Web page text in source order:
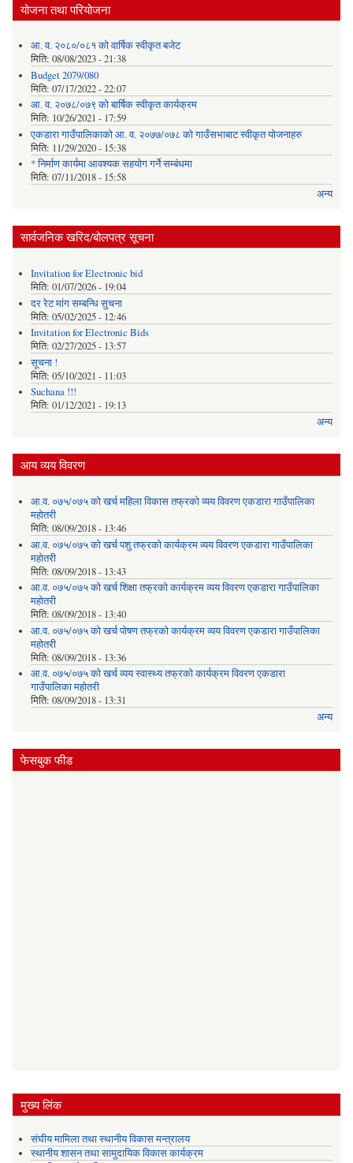
योजना तथा परियोजना
आ. व. २०८०/०८१ को वार्षिक स्वीकृत बजेट
मिति: 08/08/2023 - 21:38
Budget 2079/080
मिति: 07/17/2022 - 22:07
आ. व. २०७८/०७९ को बार्षिक स्वीकृत कार्यक्रम
मिति: 10/26/2021 - 17:59
एकडारा गाउँपालिकाको आ. व. २०७७/०७८ को गाउँसभाबाट स्वीकृत योजनाहरु
मिति: 11/29/2020 - 15:38
* निर्माण कार्यमा आवश्यक सहयोग गर्ने सम्बंधमा
मिति: 07/11/2018 - 15:58
अन्य
सार्वजनिक खरिद/बोलपत्र सूचना
Invitation for Electronic bid
मिति: 01/07/2026 - 19:04
दर रेट मांग सम्बन्धि सुचना
मिति: 05/02/2025 - 12:46
Invitation for Electronic Bids
मिति: 02/27/2025 - 13:57
सूचना !
मिति: 05/10/2021 - 11:03
Suchana !!!
मिति: 01/12/2021 - 19:13
अन्य
आय व्यय विवरण
आ.व. ०७५/०७५ को खर्च महिला विकास तफ्रको व्यय विवरण एकडारा गाउँपालिका
महोतरी
मिति: 08/09/2018 - 13:46
आ.व. ०७५/०७५ को खर्च पशु तफ्रको कार्यक्रम व्यय विवरण एकडारा गाउँपालिका
महोतरी
मिति: 08/09/2018 - 13:43
आ.व. ०७५/०७५ को खर्च शिक्षा तफ्रको कार्यक्रम व्यय विवरण एकडारा गाउँपालिका
महोतरी
मिति: 08/09/2018 - 13:40
आ.व. ०७५/०७५ को खर्च पोषण तफ्रको कार्यक्रम व्यय विवरण एकडारा गाउँपालिका
महोतरी
मिति: 08/09/2018 - 13:36
आ.व. ०७५/०७५ को खर्च व्यय स्वास्थ्य तफ्रको कार्यक्रम विवरण एकडारा
गाउँपालिका महोतरी
मिति: 08/09/2018 - 13:31
अन्य
फेसबुक फीड
मुख्य लिंक
संघीय मामिला तथा स्थानीय विकास मन्त्रालय
स्थानीय शासन तथा सामुदायिक विकास कार्यक्रम